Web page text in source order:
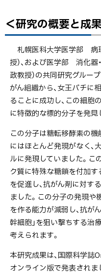
ペ
ー
内
目
次
＜
研
の
概
要
と
成
果
＞
＜
研
究
＜研究の概要と成
札幌医科大学医学部 病
授）、および医学部 消化器
政教授）の共同研究グルー
がん組織から、女王バチに
ることに成功し、この細胞
に特徴的な標的分子を発見
この分子は糖転移酵素の
にはほとんど発現がなく、
ルに発現していました。こ
ク質に特殊な糖鎖を付加す
を促進し、抗がん剤に対す
ました。この分子の発現や
を作る能力が減弱し、抗が
幹細胞」を狙い撃ちする治
考えられます。
本研究成果は、国際科学
オンライン版で発表されま